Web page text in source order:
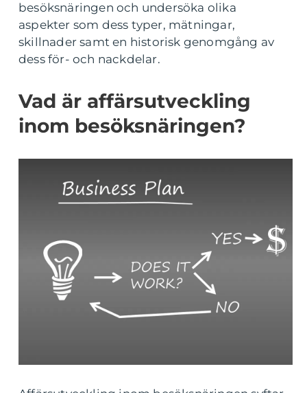
besöksnäringen och undersöka olika
aspekter som dess typer, mätningar,
skillnader samt en historisk genomgång av
dess för- och nackdelar.
Vad är affärsutveckling
inom besöksnäringen?